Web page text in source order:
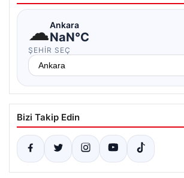
☁Ankara
NaN°C
ŞEHIR SEÇ
Bizi Takip Edin